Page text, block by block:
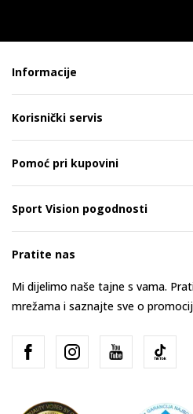
Informacije
Korisnički servis
Pomoć pri kupovini
Sport Vision pogodnosti
Pratite nas
Mi dijelimo naše tajne s vama.
mrežama i saznajte sve o